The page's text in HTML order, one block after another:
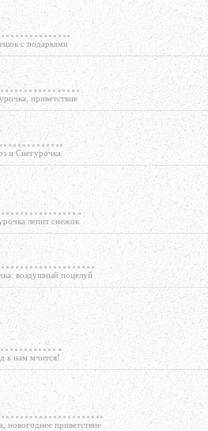
с подарками
приветствие
и Снегурочка
лепит снежок
воздушный поцелуй
к нам мчится!
новогоднее приветствие